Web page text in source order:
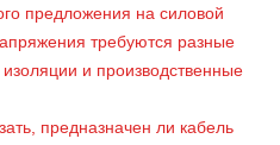
предложения на силовой
требуются разные
и производственные
предназначен ли кабель